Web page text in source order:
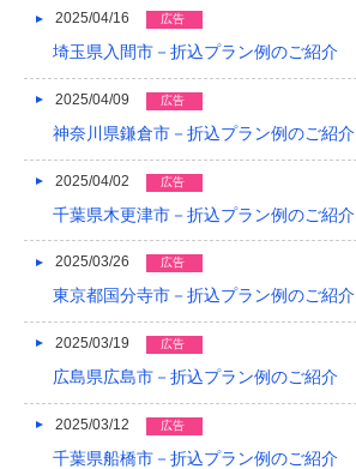
2015/12
2015/11
2015/09
2015/08
2015/07
2015/06
2025/04/16 広告
埼玉県入間市－折込プラン例のご紹介
2025/04/09 広告
神奈川県鎌倉市－折込プラン例のご紹介
2025/04/02 広告
千葉県木更津市－折込プラン例のご紹介
2025/03/26 広告
東京都国分寺市－折込プラン例のご紹介
2025/03/19 広告
広島県広島市－折込プラン例のご紹介
2025/03/12 広告
千葉県船橋市－折込プラン例のご紹介